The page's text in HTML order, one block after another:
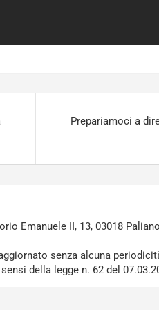
Prepariamoci a
Emanuele II, 13, 03018 Paliano
senza alcuna
della legge n. 62 del